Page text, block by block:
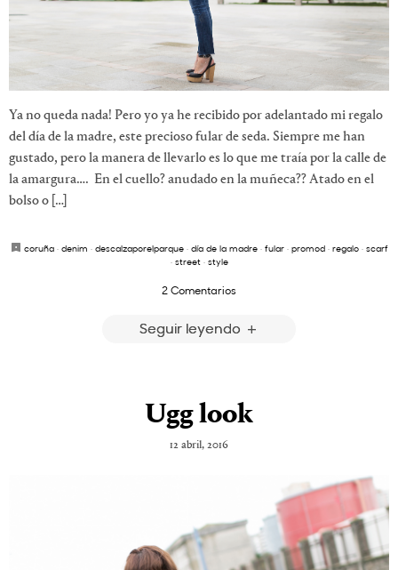
Ya no queda nada! Pero yo ya he recibido por adelantado mi regalo
del día de la madre, este precioso fular de seda. Siempre me han
gustado, pero la manera de llevarlo es lo que me traía por la calle de
la amargura…. En el cuello? anudado en la muñeca?? Atado en el
bolso o […]
coruña· denim · descalzaporelparque· día de la madre· fular· promod· regalo· scarf
· street· style
2 Comentarios
Seguir leyendo
Ugg look
12 abril, 2016